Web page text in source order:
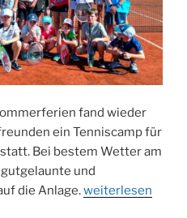
fand wieder
ein Tenniscamp für
Bei bestem Wetter am
und
die Anlage.„Tenniscamp
weiterlesen